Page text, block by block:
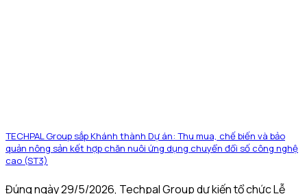
TECHPAL Group sắp Khánh thành Dự án: Thu mua, chế biến và bảo
quản nông sản kết hợp chăn nuôi ứng dụng chuyển đổi số công nghệ
cao (ST3)
Đúng ngày 29/5/2026, Techpal Group dự kiến tổ chức Lễ